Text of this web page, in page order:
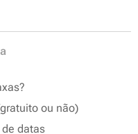
ou não)
datas